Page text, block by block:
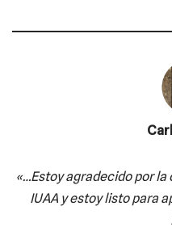
«…Estoy agradecido por
IUAA y estoy listo para